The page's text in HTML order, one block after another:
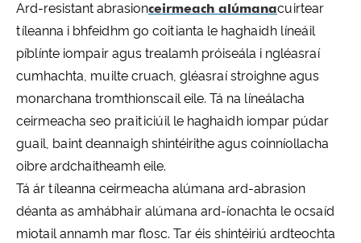
Ard-resistant abrasionceirmeach alúmanacuirtear
tíleanna i bhfeidhm go coitianta le haghaidh líneáil
píblínte iompair agus trealamh próiseála i ngléasraí
cumhachta, muilte cruach, gléasraí stroighne agus
monarchana tromthionscail eile. Tá na líneálacha
ceirmeacha seo praiticiúil le haghaidh iompar púdar
guail, baint deannaigh shintéirithe agus coinníollacha
oibre ardchaitheamh eile.
Tá ár tíleanna ceirmeacha alúmana ard-abrasion
déanta as amhábhair alúmana ard-íonachta le ocsaíd
miotail annamh mar flosc. Tar éis shintéiriú ardteochta